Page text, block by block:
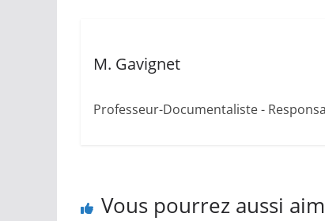
M. Gavignet
Professeur-Documentaliste -
Vous pourrez aussi